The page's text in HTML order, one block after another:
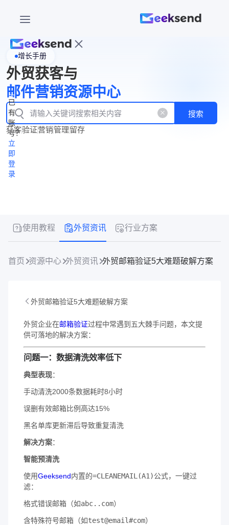
页
WhatsApp
企业号
New
产
品
功
能
产
品
价
格
资
源
中
心
立
即
注
册
已
有
账
号？
立
即
登
录
增长手册
外贸获客与
邮件营销资源中心
搜索
获客验证营销管理留存
使用教程 外贸资讯 行业方案
首页 资源中心 外贸资讯 ​​外贸邮箱验证5大难题破解方案
​​外贸邮箱验证5大难题破解方案
外贸企业在邮箱验证过程中常遇到五大棘手问题，本文提
供可落地的解决方案：
​问题一：数据清洗效率低下​
​典型表现​​：
手动清洗2000条数据耗时8小时
误删有效邮箱比例高达15%
黑名单库更新滞后导致重复清洗
​解决方案​​：
​智能预清洗​
使用Geeksend内置的=CLEANEMAIL(A1)公式，一键过
滤：
格式错误邮箱（如abc..com）
含特殊符号邮箱（如test@email#com）